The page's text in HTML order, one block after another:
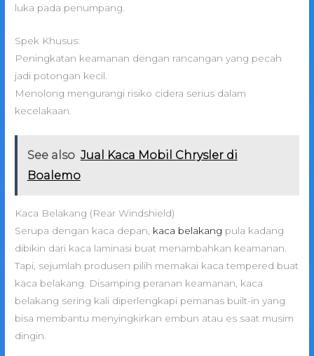
luka pada penumpang.
Spek Khusus:
Peningkatan keamanan dengan rancangan yang pecah
jadi potongan kecil.
Menolong mengurangi risiko cidera serius dalam
kecelakaan.
See also Jual Kaca Mobil Chrysler di
Boalemo
Kaca Belakang (Rear Windshield)
Serupa dengan kaca depan, kaca belakang pula kadang
dibikin dari kaca laminasi buat menambahkan keamanan.
Tapi, sejumlah produsen pilih memakai kaca tempered buat
kaca belakang. Disamping peranan keamanan, kaca
belakang sering kali diperlengkapi pemanas built-in yang
bisa membantu menyingkirkan embun atau es saat musim
dingin.